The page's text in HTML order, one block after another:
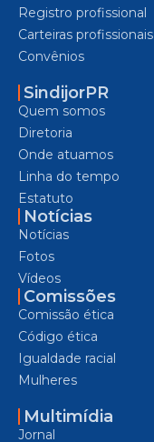
Registro profissional
Carteiras profissionais
Convênios
SindijorPR
Quem somos
Diretoria
Onde atuamos
Linha do tempo
Estatuto
Notícias
Notícias
Fotos
Vídeos
Comissões
Comissão ética
Código ética
Igualdade racial
Mulheres
Multimídia
Jornal